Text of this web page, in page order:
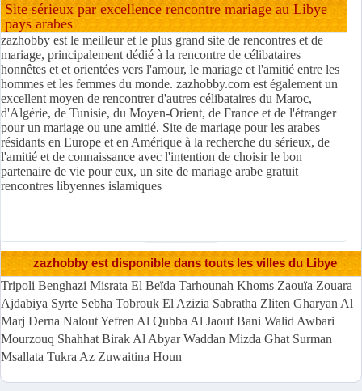
Site sérieux par excellence rencontre mariage au Libye
pays arabes
zazhobby est le meilleur et le plus grand site de rencontres et de
mariage, principalement dédié à la rencontre de célibataires
honnêtes et et orientées vers l'amour, le mariage et l'amitié entre les
hommes et les femmes du monde. zazhobby.com est également un
excellent moyen de rencontrer d'autres célibataires du Maroc,
d'Algérie, de Tunisie, du Moyen-Orient, de France et de l'étranger
pour un mariage ou une amitié. Site de mariage pour les arabes
résidants en Europe et en Amérique à la recherche du sérieux, de
l'amitié et de connaissance avec l'intention de choisir le bon
partenaire de vie pour eux, un site de mariage arabe gratuit
rencontres libyennes islamiques
zazhobby est disponible dans touts les villes du Libye
Tripoli Benghazi Misrata El Beïda Tarhounah Khoms Zaouïa Zouara
Ajdabiya Syrte Sebha Tobrouk El Azizia Sabratha Zliten Gharyan Al
Marj Derna Nalout Yefren Al Qubba Al Jaouf Bani Walid Awbari
Mourzouq Shahhat Birak Al Abyar Waddan Mizda Ghat Surman
Msallata Tukra Az Zuwaitina Houn